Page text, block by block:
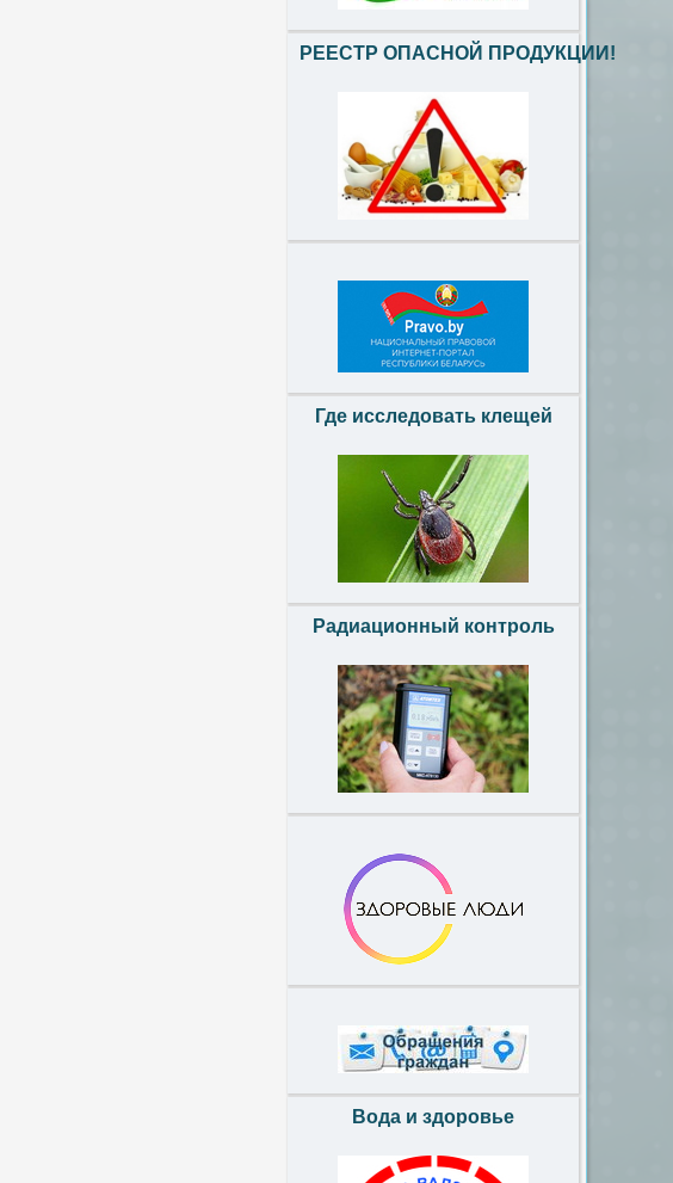
РЕЕСТР ОПАСНОЙ ПРОДУКЦИИ!
Где исследовать клещей
Радиационный контроль
Вода и здоровье